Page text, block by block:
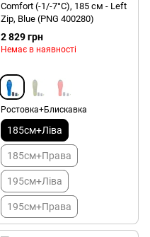
Comfort (-1/-7°C), 185 см - Left
Zip, Blue (PNG 400280)
2 829 грн
Немає в наявності
Ростовка+Блискавка
185см+Ліва
185см+Права
195см+Ліва
195см+Права